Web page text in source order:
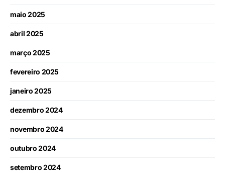
maio 2025
abril 2025
março 2025
fevereiro 2025
janeiro 2025
dezembro 2024
novembro 2024
outubro 2024
setembro 2024